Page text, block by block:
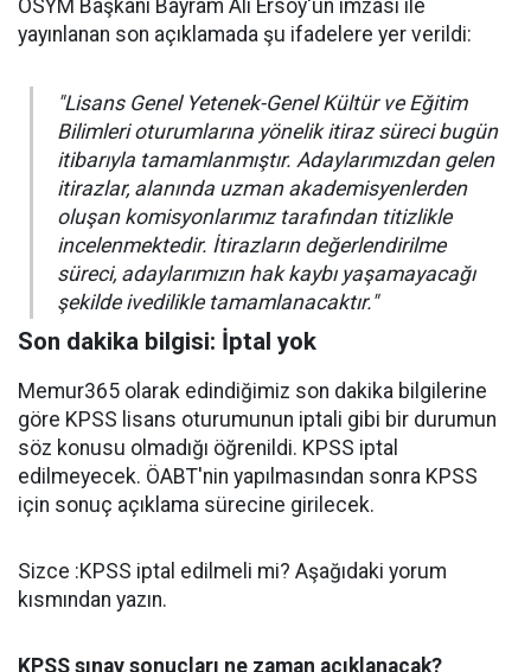
ÖSYM Başkanı Bayram Ali Ersoy'un imzası ile
yayınlanan son açıklamada şu ifadelere yer verildi:
"Lisans Genel Yetenek-Genel Kültür ve Eğitim
Bilimleri oturumlarına yönelik itiraz süreci bugün
itibarıyla tamamlanmıştır. Adaylarımızdan gelen
itirazlar, alanında uzman akademisyenlerden
oluşan komisyonlarımız tarafından titizlikle
incelenmektedir. İtirazların değerlendirilme
süreci, adaylarımızın hak kaybı yaşamayacağı
şekilde ivedilikle tamamlanacaktır."
Son dakika bilgisi: İptal yok
Memur365 olarak edindiğimiz son dakika bilgilerine
göre KPSS lisans oturumunun iptali gibi bir durumun
söz konusu olmadığı öğrenildi. KPSS iptal
edilmeyecek. ÖABT'nin yapılmasından sonra KPSS
için sonuç açıklama sürecine girilecek.
Sizce :KPSS iptal edilmeli mi? Aşağıdaki yorum
kısmından yazın.
KPSS sınav sonuçları ne zaman açıklanacak?